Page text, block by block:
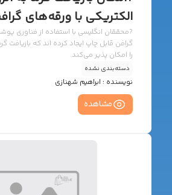
الکتریکی با ورقه‌های
?️محققان انگلیسی با استفاده از فناوری
گرافن قابل چاپ ایجاد کرده اند که بازیافت
را امکان پذیر می‌کند.
دسته‌بندی نشده
نویسنده : ابراهیم شهنازی
مشاهده